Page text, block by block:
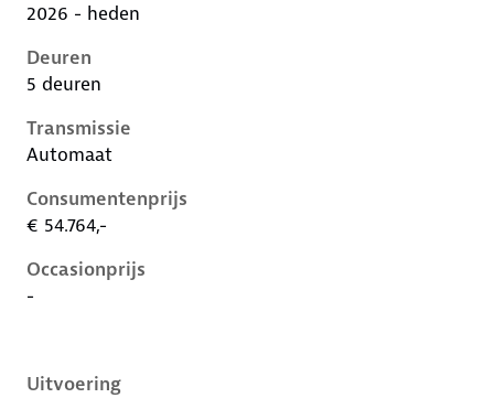
2026 - heden
Deuren
5 deuren
Transmissie
Automaat
Consumentenprijs
€ 54.764,-
Occasionprijs
-
Uitvoering